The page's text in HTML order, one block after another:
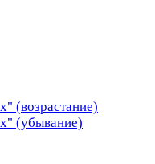
(возрастание)
(убывание)